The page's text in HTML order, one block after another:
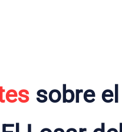
sobre el